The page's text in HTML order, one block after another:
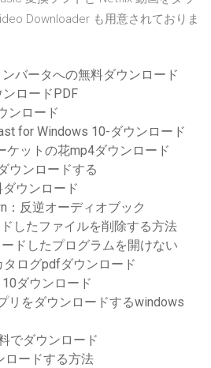
Downloader も用意されておりま
バータへの無料ダウンロード
ロードPDF
ンロード
for Windows 10-ダウンロード
ケットの花mp4ダウンロード
ウンロードする
ウンロード
：反逆オーディオブック
したファイルを削除する方法
ドしたプログラムを開けない
ログpdfダウンロード
ダウンロード
リをダウンロードするwindows
でダウンロード
ロードする方法